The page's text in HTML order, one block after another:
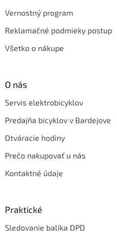
Vernostný program
Reklamačné podmieky postup
Všetko o nákupe
O nás
Servis elektrobicyklov
Predajňa bicyklov v Bardejove
Otváracie hodiny
Prečo nakupovať u nás
Kontaktné údaje
Praktické
Sledovanie balíka DPD